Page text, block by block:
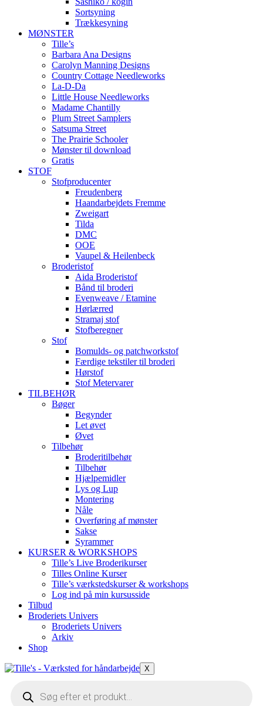
Sortsyning
Trækkesyning
MØNSTER
Tille’s
Barbara Ana Designs
Carolyn Manning Designs
Country Cottage Needleworks
La-D-Da
Little House Needleworks
Madame Chantilly
Plum Street Samplers
Satsuma Street
The Prairie Schooler
Mønster til download
Gratis
STOF
Stofproducenter
Freudenberg
Haandarbejdets Fremme
Zweigart
Tilda
DMC
OOE
Vaupel & Heilenbeck
Broderistof
Aida Broderistof
Bånd til broderi
Evenweave / Etamine
Hørlærred
Stramaj stof
Stofberegner
Stof
Bomulds- og patchworkstof
Færdige tekstiler til broderi
Hørstof
Stof Metervarer
TILBEHØR
Bøger
Begynder
Let øvet
Øvet
Tilbehør
Broderitilbehør
Tilbehør
Hjælpemidler
Lys og Lup
Montering
Nåle
Overføring af mønster
Sakse
Syrammer
KURSER & WORKSHOPS
Tille’s Live Broderikurser
Tilles Online Kurser
Tille’s værkstedskurser & workshops
Log ind på min kursusside
Tilbud
Broderiets Univers
Broderiets Univers
Arkiv
Shop
X
search